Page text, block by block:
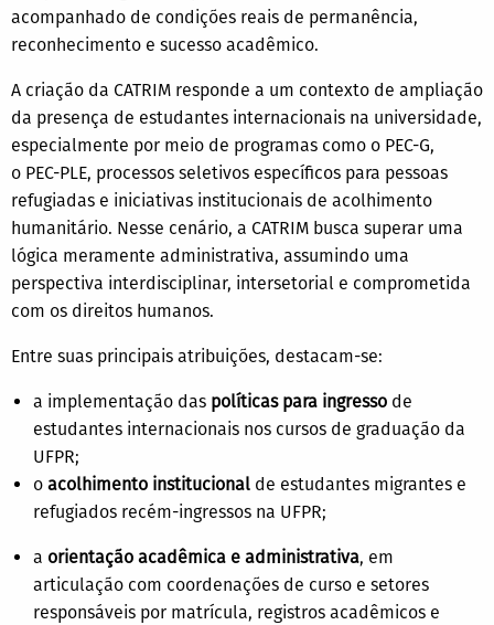
acompanhado de condições reais de permanência,
reconhecimento e sucesso acadêmico.
A criação da CATRIM responde a um contexto de ampliação
da presença de estudantes internacionais na universidade,
especialmente por meio de programas como o PEC-G,
o PEC-PLE, processos seletivos específicos para pessoas
refugiadas e iniciativas institucionais de acolhimento
humanitário. Nesse cenário, a CATRIM busca superar uma
lógica meramente administrativa, assumindo uma
perspectiva interdisciplinar, intersetorial e comprometida
com os direitos humanos.
Entre suas principais atribuições, destacam-se:
a implementação das políticas para ingresso de
estudantes internacionais nos cursos de graduação da
UFPR;
o acolhimento institucional de estudantes migrantes e
refugiados recém-ingressos na UFPR;
a orientação acadêmica e administrativa, em
articulação com coordenações de curso e setores
responsáveis por matrícula, registros acadêmicos e